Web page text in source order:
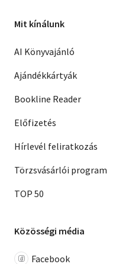
Mit kínálunk
AI Könyvajánló
Ajándékkártyák
Bookline Reader
Előfizetés
Hírlevél feliratkozás
Törzsvásárlói program
TOP 50
Közösségi média
Facebook